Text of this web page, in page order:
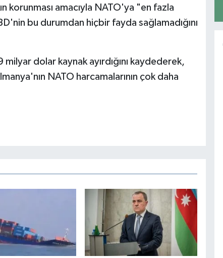
korunması amacıyla NATO'ya "en fazla
bu durumdan hiçbir fayda sağlamadığını
dolar kaynak ayırdığını kaydederek,
NATO harcamalarının çok daha